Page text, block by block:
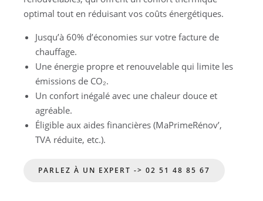
optimal tout en réduisant vos coûts énergétiques.
Jusqu’à 60% d’économies sur votre facture de
chauffage.
Une énergie propre et renouvelable qui limite les
émissions de CO₂.
Un confort inégalé avec une chaleur douce et
agréable.
Éligible aux aides financières (MaPrimeRénov’,
TVA réduite, etc.).
PARLEZ À UN EXPERT -> 02 51 48 85 67